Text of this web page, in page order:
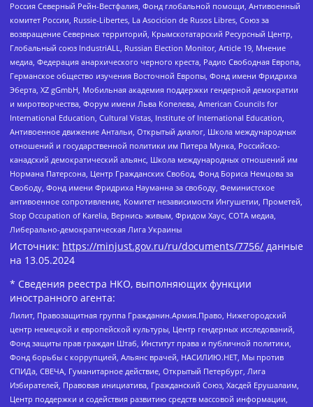
Россия Северный Рейн-Вестфалия, Фонд глобальной помощи, Антивоенный
комитет России, Russie-Libertes, La Asocicion de Rusos Libres, Союз за
возвращение Северных территорий, Крымскотатарский Ресурсный Центр,
Глобальный союз IndustriALL, Russian Election Monitor, Article 19, Мнение
медиа, Федерация анархического черного креста, Радио Свободная Европа,
Германское общество изучения Восточной Европы, Фонд имени Фридриха
Эберта, XZ gGmbH, Мобильная академия поддержки гендерной демократии
и миротворчества, Форум имени Льва Копелева, American Councils for
International Education, Cultural Vistas, Institute of International Education,
Антивоенное движение Антальи, Открытый диалог, Школа международных
отношений и государственной политики им Питера Мунка, Российско-
канадский демократический альянс, Школа международных отношений им
Нормана Патерсона, Центр Гражданских Свобод, Фонд Бориса Немцова за
Свободу, Фонд имени Фридриха Науманна за свободу, Феминистское
антивоенное сопротивление, Комитет независимости Ингушетии, Прометей,
Stop Occupation of Karelia, Вернись живым, Фридом Хаус, СОТА медиа,
Либерально-демократическая Лига Украины
Источник: https://minjust.gov.ru/ru/documents/7756/ данные
на 13.05.2024
* Сведения реестра НКО, выполняющих функции
иностранного агента:
Лилит, Правозащитная группа Гражданин.Армия.Право, Нижегородский
центр немецкой и европейской культуры, Центр гендерных исследований,
Фонд защиты прав граждан Штаб, Институт права и публичной политики,
Фонд борьбы с коррупцией, Альянс врачей, НАСИЛИЮ.НЕТ, Мы против
СПИДа, СВЕЧА, Гуманитарное действие, Открытый Петербург, Лига
Избирателей, Правовая инициатива, Гражданский Союз, Хасдей Ерушалаим,
Центр поддержки и содействия развитию средств массовой информации,